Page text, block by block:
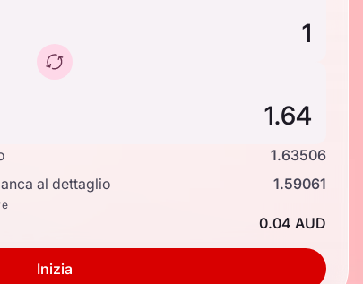
1.63506
al dettaglio
1.59061
0.04 AUD
Inizia